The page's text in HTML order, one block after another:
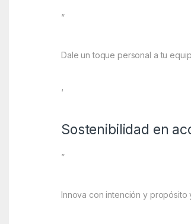
”
Dale un toque personal a tu
‘
Sostenibilidad en
”
Innova con intención y propósito